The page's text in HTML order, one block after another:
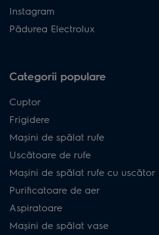
Instagram
Pădurea Electrolux
Categorii populare
Cuptor
Frigidere
Mașini de spălat rufe
Uscătoare de rufe
Mașini de spălat rufe cu uscător
Purificatoare de aer
Aspiratoare
Mașini de spălat vase